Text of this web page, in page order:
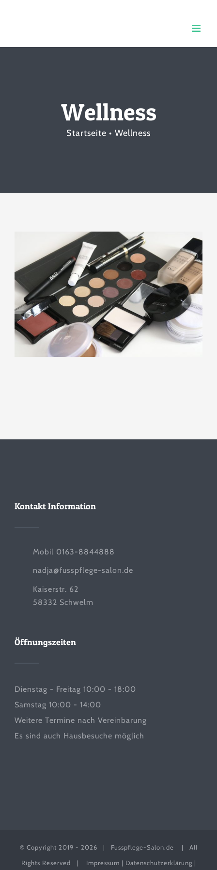
Wellness
Startseite Wellness
Kontakt Information
Mobil 0163-8844888
nadja@fusspflege-salon.de
Kaiserstr. 62
58332 Schwelm
Öffnungszeiten
Dienstag - Freitag 10:00 - 18:00
Samstag 10:00 - 14:00
Weitere Termine nach Vereinbarung
Es sind auch Hausbesuche möglich
© Copyright 2019 - 2026 | Fusspflege-Salon.de
| All
Rights Reserved |
Impressum | Datenschutzerklärung |